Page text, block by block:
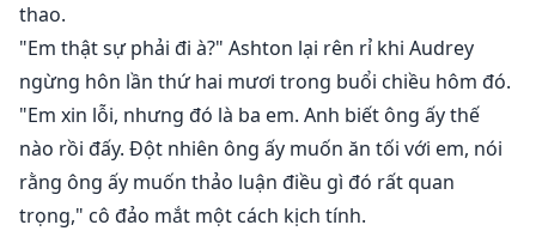
thao.
"Em thật sự phải đi à?" Ashton lại rên rỉ khi Audrey
ngừng hôn lần thứ hai mươi trong buổi chiều hôm đó.
"Em xin lỗi, nhưng đó là ba em. Anh biết ông ấy thế
nào rồi đấy. Đột nhiên ông ấy muốn ăn tối với em, nói
rằng ông ấy muốn thảo luận điều gì đó rất quan
trọng," cô đảo mắt một cách kịch tính.